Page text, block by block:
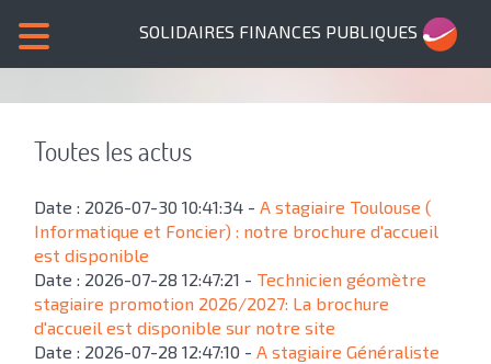
SOLIDAIRES FINANCES PUBLIQUES
Toutes les actus
Date : 2026-07-30 10:41:34 - A stagiaire Toulouse (
Informatique et Foncier) : notre brochure d'accueil
est disponible
Date : 2026-07-28 12:47:21 - Technicien géomètre
stagiaire promotion 2026/2027: La brochure
d'accueil est disponible sur notre site
Date : 2026-07-28 12:47:10 - A stagiaire Généraliste